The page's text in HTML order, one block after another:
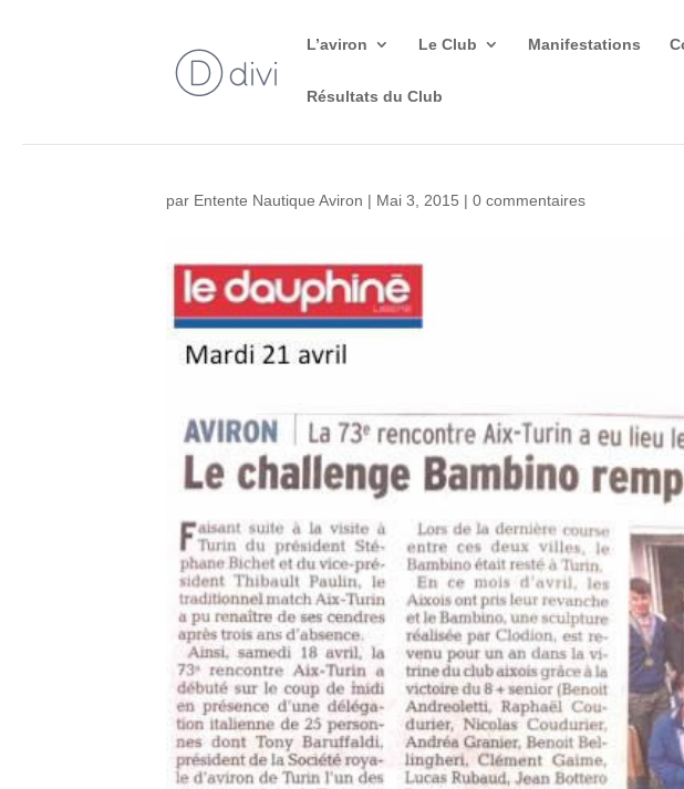
L’aviron Le Club Manifestations
Résultats du Club
par Entente Nautique Aviron | Mai 3, 2015 |0 commentaires